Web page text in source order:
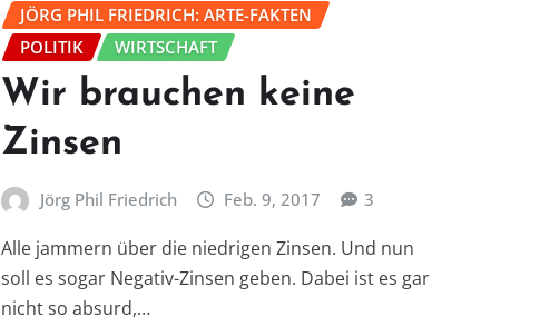
JÖRG PHIL FRIEDRICH: ARTE-FAKTEN
POLITIK
WIRTSCHAFT
Wir brauchen keine
Zinsen
Jörg Phil Friedrich Feb. 9, 2017 3
Alle jammern über die niedrigen Zinsen. Und nun
soll es sogar Negativ-Zinsen geben. Dabei ist es gar
nicht so absurd,…